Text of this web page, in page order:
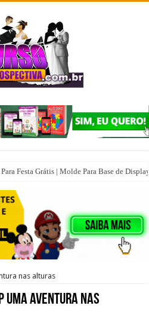
Festa Grátis | Molde Para Base de
nas alturas
uma aventura nas